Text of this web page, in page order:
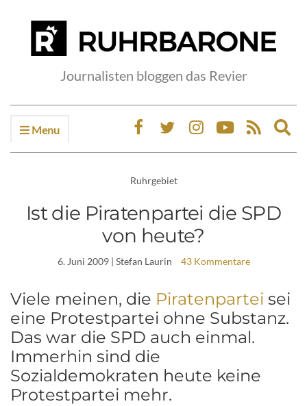
Journalisten bloggen das Revier
Menu
Ruhrgebiet
Ist die Piratenpartei die SPD
von heute?
6. Juni 2009| Stefan Laurin 43 Kommentare
Viele meinen, die Piratenpartei sei
eine Protestpartei ohne Substanz.
Das war die SPD auch einmal.
Immerhin sind die
Sozialdemokraten heute keine
Protestpartei mehr.